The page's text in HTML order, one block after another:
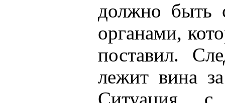
должно быть
органами,
поставил.
лежит вина